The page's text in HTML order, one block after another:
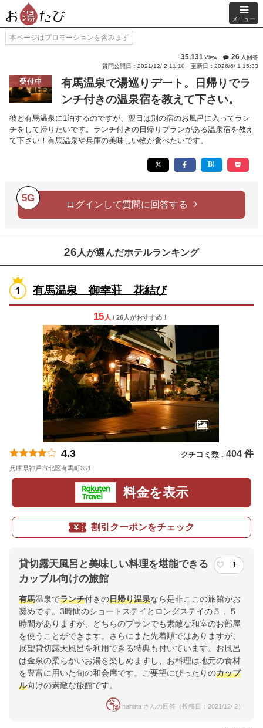
メニュー
本ページはプロモーションを含みます
35,131View 26 人回答
質問公開日：2021/12/ 2 11:10
更新日：2026/6/ 1 15:33
受付中
有馬温泉で湯巡りデート。日帰りでラ
ンチ付きの温泉宿を教えて下さい。
彼と有馬温泉に1泊するのですが、翌日は別の宿のお風呂に入ってラン
チをして帰りたいです。ランチ付きの日帰りプランがある温泉宿を教え
て下さい！有馬温泉や兵庫の美味しい物が食べたいです。
5G
ログインして質問に回答する
26 人が選んだホテルランキング
有馬温泉 御幸荘 花結び
15 人 / 26人がおすすめ！
4.3 クチコミ数 : 404 件
兵庫県神戸市北区有馬町351
料金を表示
割引クーポンをチェック
貸切露天風呂と美味しい料理を堪能できる
カップル向けの旅館
1
有馬温泉でランチ付きの日帰り温泉なら是非ここの旅館がお
奨めです。3時間のショートステイとロングステイの５，５
時間がありますが、どちらのプランでも素敵な和室のお部屋
を使うことができます。さらにまた先着順ではありますが、
展望貸切露天風呂を利用できる特典も付いています。お風呂
は金泉の柔らかいお湯を楽しめますし、お料理は地元の食材
を豊富に用いた旬の和会席です。ご要望にぴったりのカップ
ル向けの素敵な旅館です。
hahata さんの回答（投稿日：2021/12/ 2）